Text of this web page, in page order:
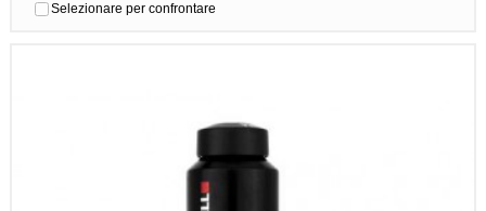
Selezionare per confrontare